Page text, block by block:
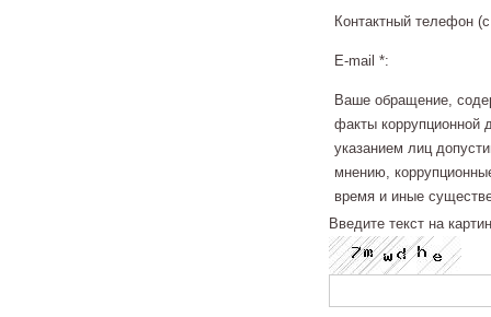
Контактный телефон
E-mail *:
Ваше обращение,
факты коррупционной
указанием лиц
мнению,
время и иные
Введите текст на